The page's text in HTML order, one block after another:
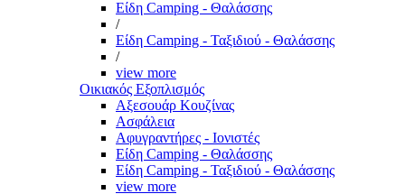
Είδη Camping - Θαλάσσης
/
Είδη Camping - Ταξιδιού - Θαλάσσης
/
view more
Οικιακός Εξοπλισμός
Αξεσουάρ Κουζίνας
Ασφάλεια
Αφυγραντήρες - Ιονιστές
Είδη Camping - Θαλάσσης
Είδη Camping - Ταξιδιού - Θαλάσσης
view more